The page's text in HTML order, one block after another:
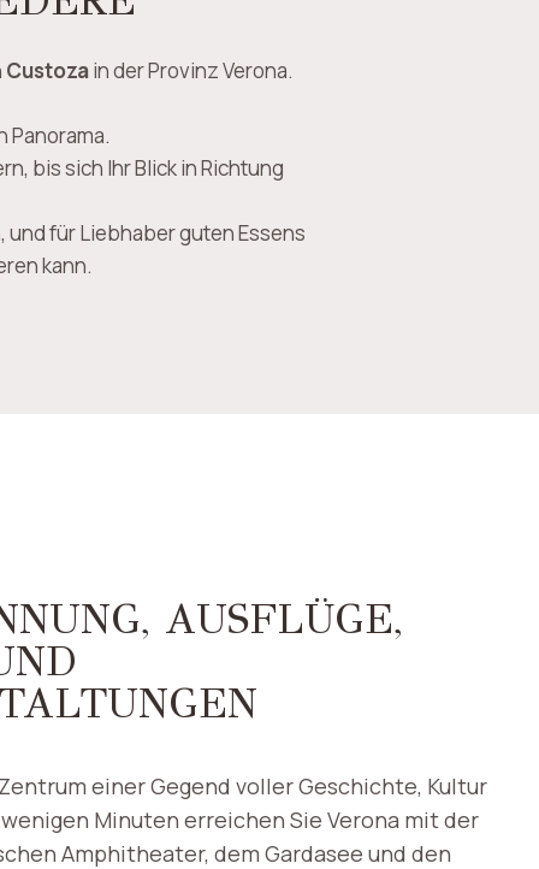
Custozain der Provinz Verona.
Panorama.
bis sich Ihr Blick in Richtung
und für Liebhaber guten Essens
kann.
AUSFLÜGE,
einer Gegend voller Geschichte, Kultur
Minuten erreichen Sie Verona mit der
Amphitheater, dem Gardasee und den